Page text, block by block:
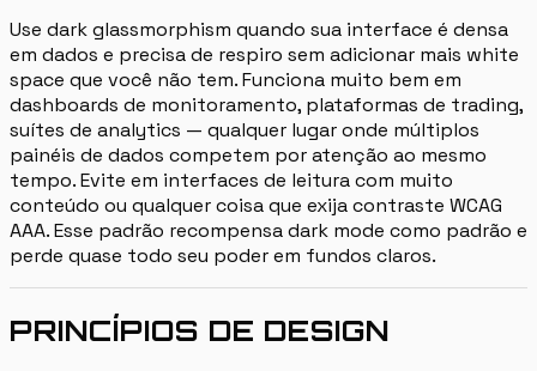
Use dark glassmorphism quando sua interface é densa
em dados e precisa de respiro sem adicionar mais white
space que você não tem. Funciona muito bem em
dashboards de monitoramento, plataformas de trading,
suítes de analytics — qualquer lugar onde múltiplos
painéis de dados competem por atenção ao mesmo
tempo. Evite em interfaces de leitura com muito
conteúdo ou qualquer coisa que exija contraste WCAG
AAA. Esse padrão recompensa dark mode como padrão e
perde quase todo seu poder em fundos claros.
PRINCÍPIOS DE DESIGN